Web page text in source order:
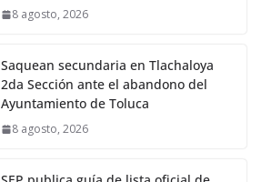
8 agosto, 2026
Saquean secundaria en Tlachaloya
2da Sección ante el abandono del
Ayuntamiento de Toluca
8 agosto, 2026